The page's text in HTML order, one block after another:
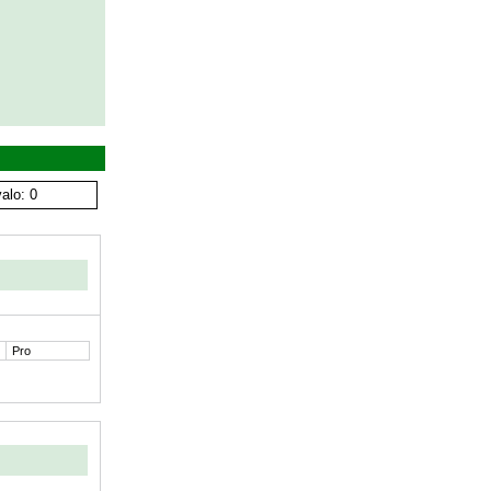
0
Pro